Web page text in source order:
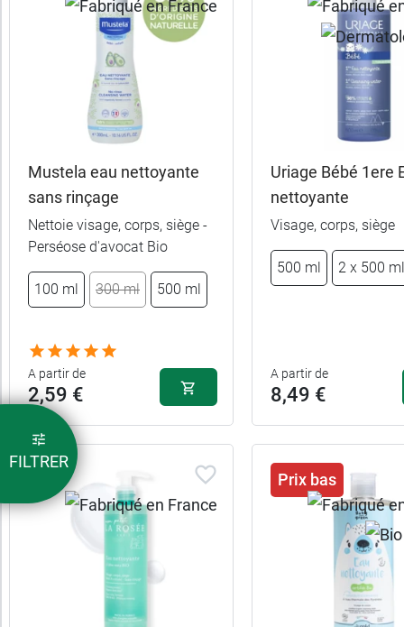
Par défaut
Gamme
Marques
Fabriqué
France
Promotions
Bio
Conditionnement
FILTRER
Mustela eau nettoyante
sans rinçage
Nettoie visage, corps, siège -
Perséose d'avocat Bio
100 ml 300 ml 500 ml
A partir de
2,59 €
Uriage Bébé 1ere
nettoyante
Visage, corps, siège
500 ml 2 x 500 ml
A partir de
8,49 €
Prix bas